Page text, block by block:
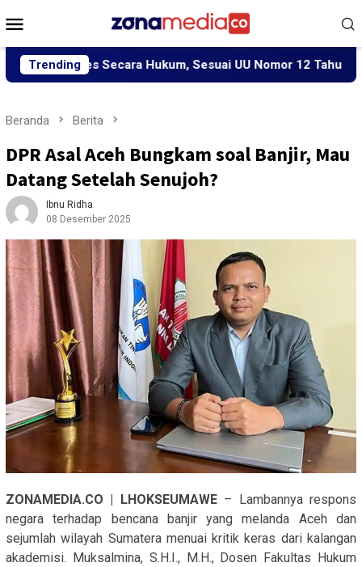
ke
Mobile
Trending
Secara Hukum, Sesuai UU Nomor 12 Tahun 2022 Tentang
Beranda Berita
DPR Asal Aceh Bungkam soal Banjir, Mau
Datang Setelah Senujoh?
Ibnu Ridha
08 Desember 2025
ZONAMEDIA.CO | LHOKSEUMAWE– Lambannya respons
negara terhadap bencana banjir yang melanda Aceh dan
sejumlah wilayah Sumatera menuai kritik keras dari kalangan
akademisi. Muksalmina, S.H.I., M.H., Dosen Fakultas Hukum